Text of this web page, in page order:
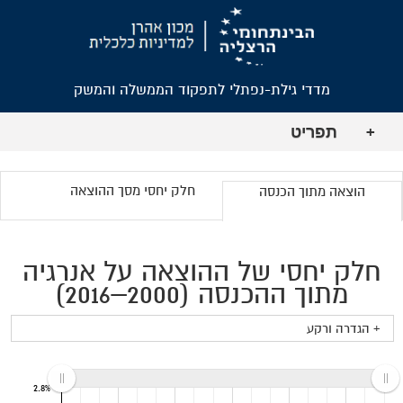
מדדי גילת-נפתלי לתפקוד הממשלה והמשק
+ תפריט
הוצאה מתוך הכנסה חלק יחסי מסך ההוצאה
חלק יחסי של ההוצאה על אנרגיה
מתוך ההכנסה (2000–2016)
+ הגדרה ורקע
2.8%